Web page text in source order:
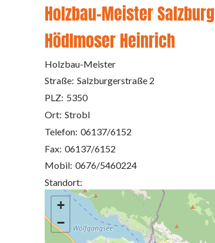
Holzbau-Meister Salzburg
Hödlmoser Heinrich
Holzbau-Meister
Straße: Salzburgerstraße 2
PLZ: 5350
Ort: Strobl
Telefon: 06137/6152
Fax: 06137/6152
Mobil: 0676/5460224
Standort:
+
−